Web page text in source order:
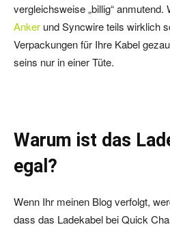
vergleichsweise „billig“
Anker und Syncwire teils wirklich
Verpackungen für Ihre Kabel
seins nur in einer Tüte.
Warum ist das
egal?
Wenn Ihr meinen Blog verfolgt,
dass das Ladekabel bei Quick